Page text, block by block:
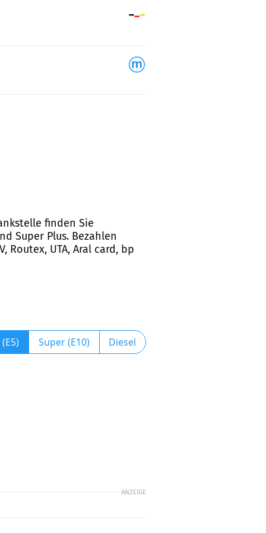
finden Sie
Super Plus. Bezahlen
Routex, UTA, Aral card, bp
Super (E10) Diesel
ANZEIGE